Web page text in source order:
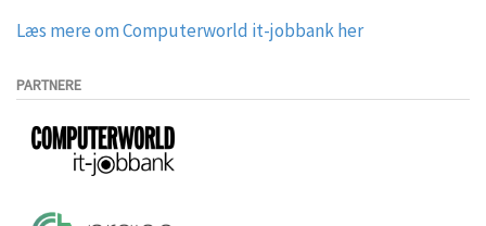
Læs mere om Computerworld it-jobbank her
PARTNERE